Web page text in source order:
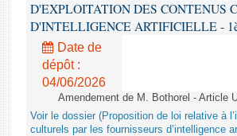
D'EXPLOITATION DES CONTENUS
D'INTELLIGENCE ARTIFICIELLE -
Date de
dépôt :
04/06/2026
Amendement de M. Bothorel - Article
Voir le dossier (Proposition de loi relative à
culturels par les fournisseurs d’intelligence